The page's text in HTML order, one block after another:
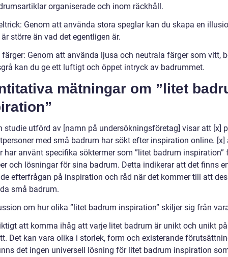
organiserade och inom räckhåll.
Genom att använda stora speglar kan du skapa en
större än vad det egentligen är.
Genom att använda ljusa och neutrala färger som vitt,
kan du ge ett luftigt och öppet intryck av badrummet.
mätningar om ”litet
studie utförd av [namn på undersökningsföretag] visar att [x]
med små badrum har sökt efter inspiration online. [x]
har använt specifika söktermer som ”litet badrum inspiration”
och lösningar för sina badrum. Detta indikerar att det finns
efterfrågan på inspiration och råd när det kommer till att
små badrum.
om hur olika ”litet badrum inspiration” skiljer sig från
att komma ihåg att varje litet badrum är unikt och unikt
Det kan vara olika i storlek, form och existerande
det ingen universell lösning för litet badrum inspiration